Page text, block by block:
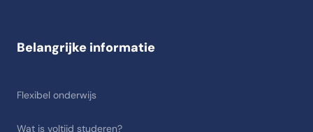
Belangrijke informatie
Flexibel onderwijs
Wat is voltijd studeren?